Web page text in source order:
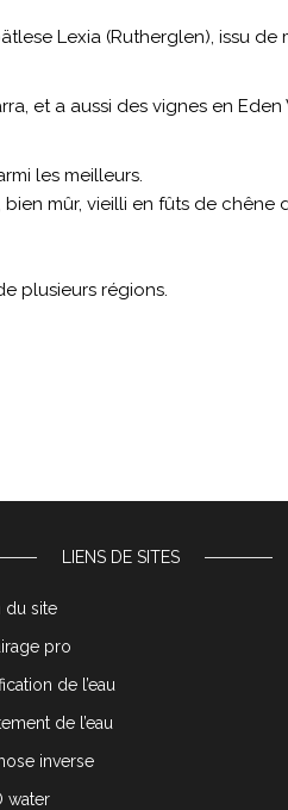
Lexia (Rutherglen), issu de
et a aussi des vignes en Eden
les meilleurs.
mûr, vieilli en fûts de chêne
plusieurs régions.
LIENS DE SITES
du site
pro
de l’eau
de l’eau
inverse
water